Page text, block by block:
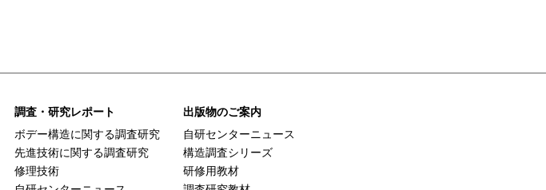
調査・研究レポート
ボデー構造に関する調査研究
先進技術に関する調査研究
修理技術
出版物のご案内
自研センターニュース
構造調査シリーズ
研修用教材